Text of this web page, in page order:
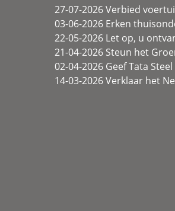
27-07-2026 Verbied
03-06-2026 Erken
22-05-2026 Let op, u
21-04-2026 Steun het
02-04-2026 Geef Tata
14-03-2026 Verklaar het